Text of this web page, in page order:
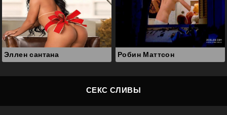
Эллен сантана Робин Маттсон
СЕКС СЛИВЫ